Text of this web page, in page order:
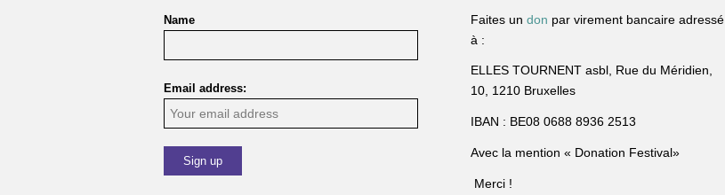
Name
Email address:
Faites un don par virement bancaire adressé
à :
ELLES TOURNENT asbl, Rue du Méridien,
10, 1210 Bruxelles
IBAN : BE08 0688 8936 2513
Avec la mention « Donation Festival»
Merci !